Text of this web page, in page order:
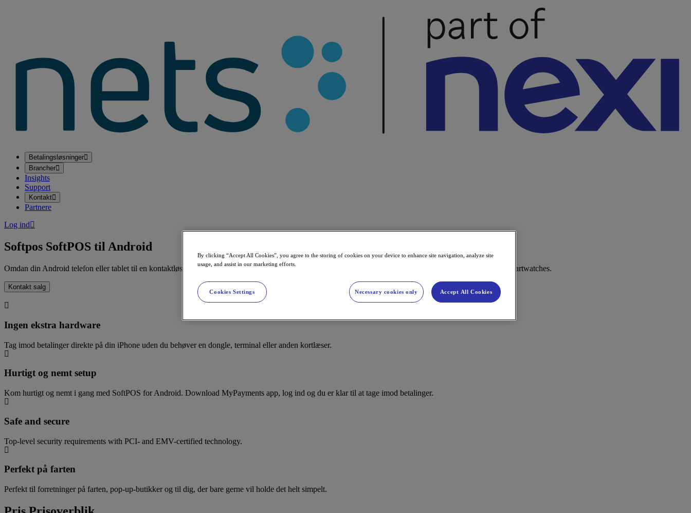
Betalingsløsninger
Brancher
Insights
Support
Kontakt
Partnere
Log ind
Softpos SoftPOS til Android
Omdan din Android telefon eller tablet til en kontaktløs betalingsterminal. Med Nets Softpay kan du tage imod kontaktløse betalinger med kort, mobiler og smartwatches.
Kontakt salg
Ingen ekstra hardware
Tag imod betalinger direkte på din iPhone uden du behøver en dongle, terminal eller anden kortlæser.
Hurtigt og nemt setup
Kom hurtigt og nemt i gang med SoftPOS for Android. Download MyPayments app, log ind og du er klar til at tage imod betalinger.
Safe and secure
Top-level security requirements with PCI- and EMV-certified technology.
Perfekt på farten
Perfekt til forretninger på farten, pop-up-butikker og til dig, der bare gerne vil holde det helt simpelt.
By clicking “Accept All Cookies”, you agree to the storing of cookies on your device to enhance site navigation, analyze site
usage, and assist in our marketing efforts.
Cookies Settings Necessary cookies only Accept All Cookies